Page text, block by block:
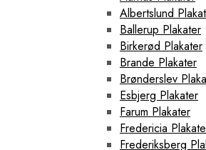
Albertslund
Ballerup Plakater
Birkerød Plakater
Brande Plakater
Brønderslev
Esbjerg Plakater
Farum Plakater
Fredericia
Frederiksberg